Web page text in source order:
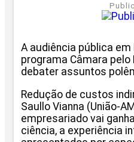
A audiência pública
programa Câmara pelo
debater assuntos
Redução de custos
Saullo Vianna (União-
empresariado vai
ciência, a experiência